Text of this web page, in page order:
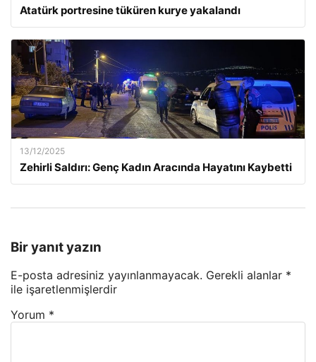
Atatürk portresine tüküren kurye yakalandı
13/12/2025
Zehirli Saldırı: Genç Kadın Aracında Hayatını Kaybetti
Bir yanıt yazın
E-posta adresiniz yayınlanmayacak. Gerekli alanlar *
ile işaretlenmişlerdir
Yorum *